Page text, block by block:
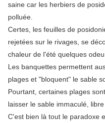
saine car les herbiers de
polluée.
Certes, les feuilles de
rejetées sur le rivages, se
chaleur de l'été quelques
Les banquettes permettent
plages et "bloquent" le sable
Pourtant, certaines plages
laisser le sable immaculé,
C'est bien là tout le paradoxe